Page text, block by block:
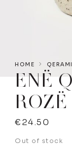
HOME
ENË
ROZË
€24.50
Out of stock